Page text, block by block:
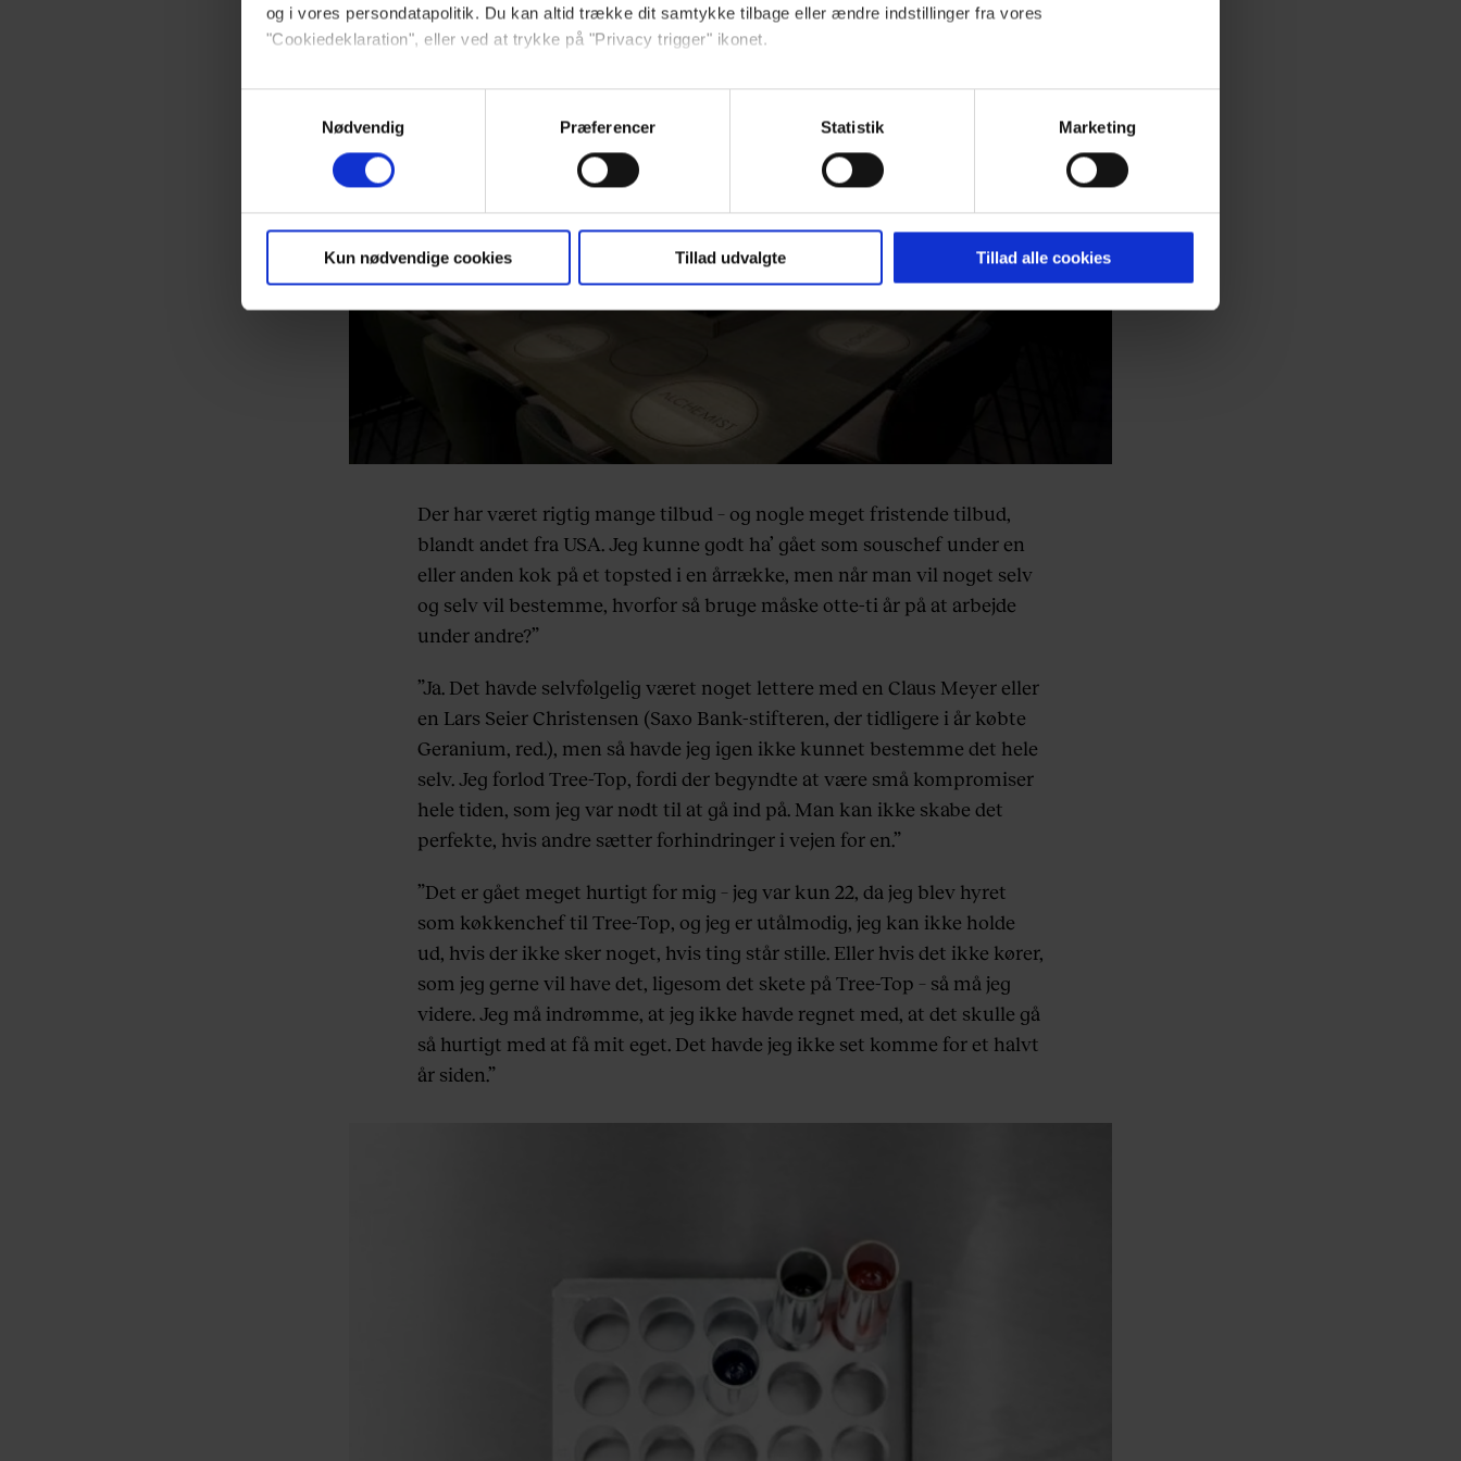
og i vores persondatapolitik. Du kan altid trække dit samtykke tilbage eller ændre indstillinger fra vores
"Cookiedeklaration", eller ved at trykke på "Privacy trigger" ikonet.
Dine valg anvendes på hele websitet.
Vi ønsker dit samtykke til at indsamle og bruge data for at kunne levere og finansiere relevant journalistisk indhold til dig.
markedsføring, så vi kan optimere vores reklametiltag på sociale medier og til at vise dig funktioner i forbindelse med
Du kan til enhver tid trække dit samtykke tilbage via linket, du finder i vores cookiepolitik. Du kan læse mere om vores
brug af cookies, samarbejdspartnere og behandling af dine personoplysninger i forbindelse hermed i både
Nødvendig
Præferencer Statistik Marketing
Kun nødvendige cookies Tillad udvalgte Tillad alle cookies
Der har været rigtig mange tilbud – og nogle meget fristende tilbud,
blandt andet fra USA. Jeg kunne godt ha’ gået som souschef under en
eller anden kok på et topsted i en årrække, men når man vil noget selv
og selv vil bestemme, hvorfor så bruge måske otte-ti år på at arbejde
under andre?”
”Ja. Det havde selvfølgelig været noget lettere med en Claus Meyer eller
en Lars Seier Christensen (Saxo Bank-stifteren, der tidligere i år købte
Geranium, red.), men så havde jeg igen ikke kunnet bestemme det hele
selv. Jeg forlod Tree-Top, fordi der begyndte at være små kompromiser
hele tiden, som jeg var nødt til at gå ind på. Man kan ikke skabe det
perfekte, hvis andre sætter forhindringer i vejen for en.”
”Det er gået meget hurtigt for mig – jeg var kun 22, da jeg blev hyret
som køkkenchef til Tree-Top, og jeg er utålmodig, jeg kan ikke holde
ud, hvis der ikke sker noget, hvis ting står stille. Eller hvis det ikke kører,
som jeg gerne vil have det, ligesom det skete på Tree-Top – så må jeg
videre. Jeg må indrømme, at jeg ikke havde regnet med, at det skulle gå
så hurtigt med at få mit eget. Det havde jeg ikke set komme for et halvt
år siden.”